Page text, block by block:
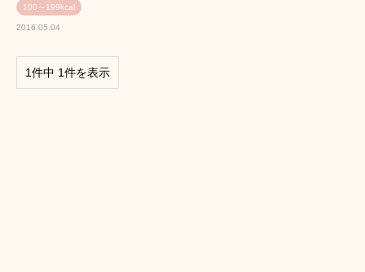
100～199kcal
2016.05.04
1件中 1件を表示